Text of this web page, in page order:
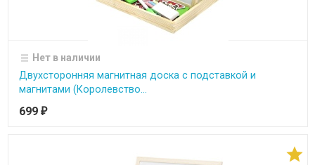
Нет в наличии
Двухсторонняя магнитная доска с подставкой и
магнитами (Королевство...
699 ₽
